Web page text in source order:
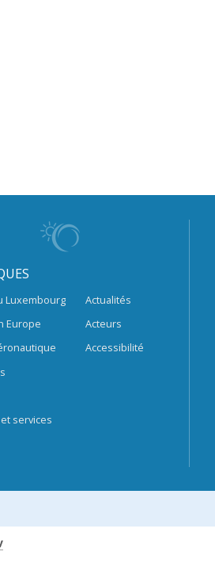
Luxembourg
Europe
services
Actualités
Acteurs
Accessibilité